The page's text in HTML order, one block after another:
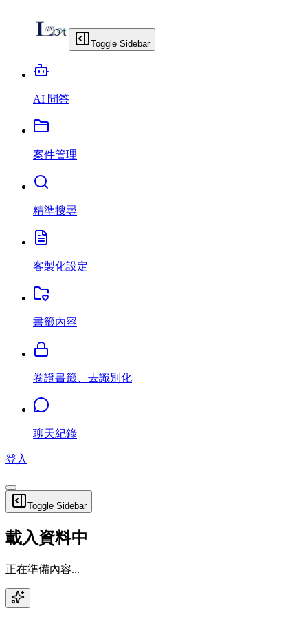
Toggle Sidebar
AI 問答
案件管理
精準搜尋
客製化設定
書籤內容
卷證書籤、去識別化
聊天紀錄
登入
Toggle Sidebar
載入資料中
正在準備內容...